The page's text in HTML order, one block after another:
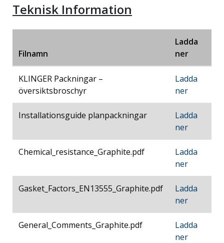
Teknisk Information
Filnamn
Ladda
ner
KLINGER Packningar –
översiktsbroschyr
Ladda
ner
Installationsguide planpackningar
Ladda
ner
Chemical_resistance_Graphite.pdf
Ladda
ner
Gasket_Factors_EN13555_Graphite.pdf
Ladda
ner
General_Comments_Graphite.pdf
Ladda
ner